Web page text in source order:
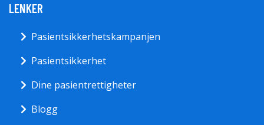
LENKER
Pasientsikkerhetskampanjen
Pasientsikkerhet
Dine pasientrettigheter
Blogg